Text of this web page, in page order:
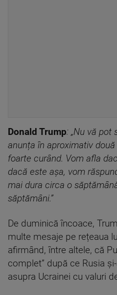
Donald Trump: „Nu vă pot
anunța în aproximativ
foarte curând. Vom afla
dacă este așa, vom
mai dura circa o
săptămâni.”
De duminică încoace,
multe mesaje pe rețeaua
afirmând, între altele, că
complet” după ce Rusia
asupra Ucrainei cu valuri